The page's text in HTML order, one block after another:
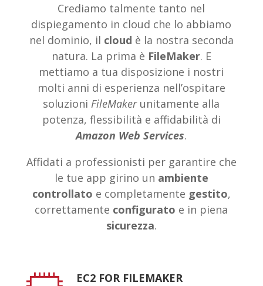
Crediamo talmente tanto nel
dispiegamento in cloud che lo abbiamo
nel dominio, il cloud è la nostra seconda
natura. La prima è FileMaker. E
mettiamo a tua disposizione i nostri
molti anni di esperienza nell’ospitare
soluzioni FileMakerunitamente alla
potenza, flessibilità e affidabilità di
Amazon Web Services.
Affidati a professionisti per garantire che
le tue app girino un ambiente
controllato e completamente gestito,
correttamente configurato e in piena
sicurezza.
EC2 FOR FILEMAKER